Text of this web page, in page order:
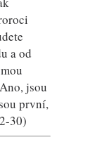
a od
jsou
první,
30)